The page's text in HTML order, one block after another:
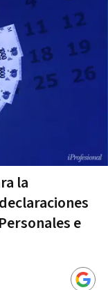
la
e